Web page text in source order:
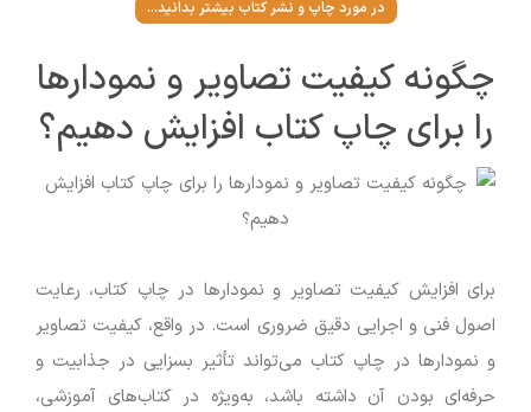
در مورد چاپ و نشر کتاب بیشتر بدانید...
چگونه کیفیت تصاویر و نمودارها
را برای چاپ کتاب افزایش دهیم؟
برای افزایش کیفیت تصاویر و نمودارها در چاپ کتاب، رعایت
اصول فنی و اجرایی دقیق ضروری است. در واقع، کیفیت تصاویر
و نمودارها در چاپ کتاب می‌تواند تأثیر بسزایی در جذابیت و
حرفه‌ای بودن آن داشته باشد، به‌ویژه در کتاب‌های آموزشی،